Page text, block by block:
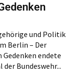
und Politik
Berlin – Der
Gedenken endete
Bundeswehr...